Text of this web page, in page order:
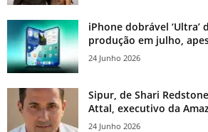
iPhone dobrável ‘Ultra’
produção em julho,
24 Junho 2026
Sipur, de Shari
Attal, executivo da
24 Junho 2026